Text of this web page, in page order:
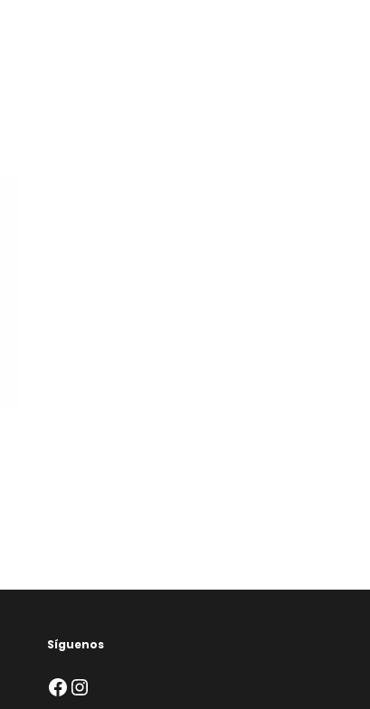
Síguenos
Facebook
Instagram